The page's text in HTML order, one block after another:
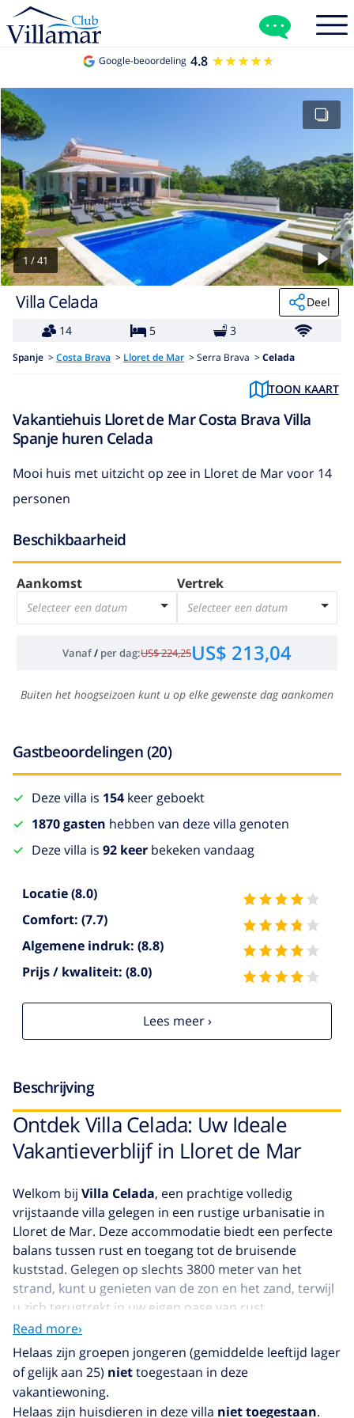
Google-beoordeling 4.8 ★★★★★
★★★★★
1 /41
Villa Celada
Deel
14
5 3
Spanje > Costa Brava > Lloret de Mar > Serra Brava > Celada
TOON KAART
Vakantiehuis Lloret de Mar Costa Brava Villa
Spanje huren Celada
Mooi huis met uitzicht op zee in Lloret de Mar voor 14
personen
Beschikbaarheid
Aankomst
Selecteer een datum
Vertrek
Selecteer een datum
Vanaf/ per dag:US$ 224,25US$ 213,04
Buiten het hoogseizoen kunt u op elke gewenste dag aankomen
Gastbeoordelingen (20)
Deze villa is 154 keer geboekt
1870 gasten hebben van deze villa genoten
Deze villa is 92 keer bekeken vandaag
Locatie(8.0)
Comfort: (7.7)
Algemene indruk: (8.8)
Prijs / kwaliteit: (8.0)
Lees meer ›
Beschrijving
Ontdek Villa Celada: Uw Ideale
Vakantieverblijf in Lloret de Mar
Welkom bij Villa Celada, een prachtige volledig
vrijstaande villa gelegen in een rustige urbanisatie in
Lloret de Mar. Deze accommodatie biedt een perfecte
balans tussen rust en toegang tot de bruisende
kuststad. Gelegen op slechts 3800 meter van het
strand, kunt u genieten van de zon en het zand, terwijl
u zich terugtrekt in uw eigen oase van rust.
De
is gelegen boven straatniveau en biedt een
prachtig uitzicht op de Middellandse Zee. U betreedt
de villa via een trap naar de eerste verdieping, waar u
wordt verwelkomd in een lichte en moderne
Read more›
Helaas zijn groepen jongeren (gemiddelde leeftijd lager
of gelijk aan 25) niettoegestaan in deze
vakantiewoning.
Helaas zijn huisdieren in deze villa niet toegestaan.